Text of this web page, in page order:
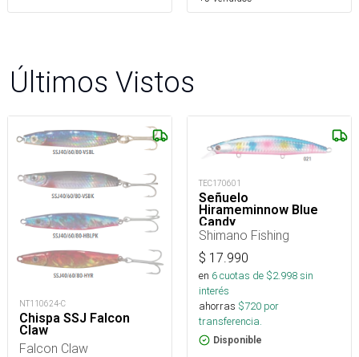
Últimos Vistos
NT110624-C
Chispa SSJ Falcon
Claw
Falcon Claw
TEC170601
Señuelo
Hirameminnow Blue
Candy
Shimano Fishing
$ 17.990
en 6cuotas de $2.998sin
interés
ahorras $720 por
transferencia.
Disponible